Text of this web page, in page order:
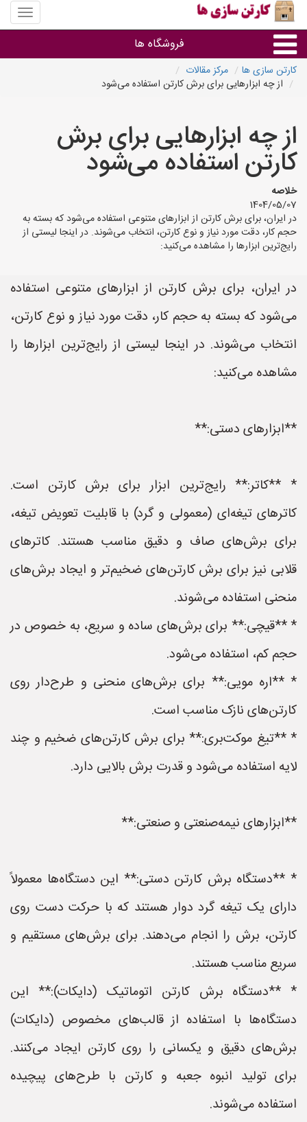
منوی
سایت
سازی
فروشگاه ها
کارتن جعبه
سایر گروه ها
فروشنده های کارتن جعبه
کارتن سازی ها
مرکز مقالات
از چه ابزارهایی برای برش کارتن استفاده می‌شود
از چه ابزارهایی برای برش
کارتن استفاده می‌شود
خلاصه
1404/05/07
در ایران، برای برش کارتن از ابزارهای متنوعی استفاده می‌شود که بسته به
حجم کار، دقت مورد نیاز و نوع کارتن، انتخاب می‌شوند. در اینجا لیستی از
رایج‌ترین ابزارها را مشاهده می‌کنید:
در ایران، برای برش کارتن از ابزارهای متنوعی استفاده
می‌شود که بسته به حجم کار، دقت مورد نیاز و نوع کارتن،
انتخاب می‌شوند. در اینجا لیستی از رایج‌ترین ابزارها را
مشاهده می‌کنید:
**ابزارهای دستی:**
* **کاتر:** رایج‌ترین ابزار برای برش کارتن است.
کاترهای تیغه‌ای (معمولی و گرد) با قابلیت تعویض تیغه،
برای برش‌های صاف و دقیق مناسب هستند. کاترهای
قلابی نیز برای برش کارتن‌های ضخیم‌تر و ایجاد برش‌های
منحنی استفاده می‌شوند.
* **قیچی:** برای برش‌های ساده و سریع، به خصوص در
حجم کم، استفاده می‌شود.
* **اره مویی:** برای برش‌های منحنی و طرح‌دار روی
کارتن‌های نازک مناسب است.
* **تیغ موکت‌بری:** برای برش کارتن‌های ضخیم و چند
لایه استفاده می‌شود و قدرت برش بالایی دارد.
**ابزارهای نیمه‌صنعتی و صنعتی:**
* **دستگاه برش کارتن دستی:** این دستگاه‌ها معمولاً
دارای یک تیغه گرد دوار هستند که با حرکت دست روی
کارتن، برش را انجام می‌دهند. برای برش‌های مستقیم و
سریع مناسب هستند.
* **دستگاه برش کارتن اتوماتیک (دایکات):** این
دستگاه‌ها با استفاده از قالب‌های مخصوص (دایکات)
برش‌های دقیق و یکسانی را روی کارتن ایجاد می‌کنند.
برای تولید انبوه جعبه و کارتن با طرح‌های پیچیده
استفاده می‌شوند.